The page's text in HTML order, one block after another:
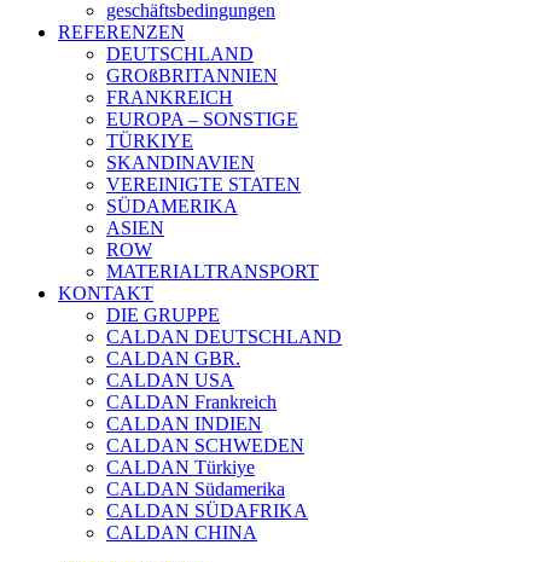
geschäftsbedingungen
REFERENZEN
DEUTSCHLAND
GROßBRITANNIEN
FRANKREICH
EUROPA – SONSTIGE
TÜRKIYE
SKANDINAVIEN
VEREINIGTE STATEN
SÜDAMERIKA
ASIEN
ROW
MATERIALTRANSPORT
KONTAKT
DIE GRUPPE
CALDAN DEUTSCHLAND
CALDAN GBR.
CALDAN USA
CALDAN Frankreich
CALDAN INDIEN
CALDAN SCHWEDEN
CALDAN Türkiye
CALDAN Südamerika
CALDAN SÜDAFRIKA
CALDAN CHINA